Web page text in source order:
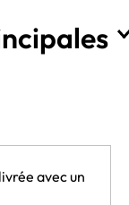
avec un